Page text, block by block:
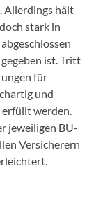
Allerdings hält
stark in
ist. Tritt
für
und
werden.
jeweiligen BU-
Versicherern